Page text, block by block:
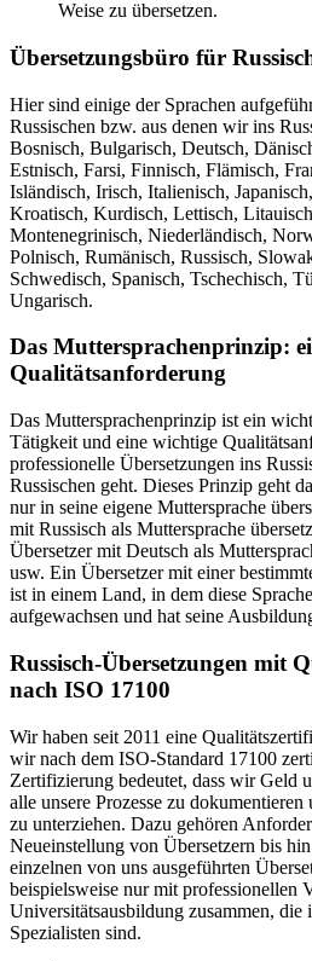
Weise zu übersetzen.
Übersetzungsbüro für
Hier sind einige der Sprachen
Russischen bzw. aus denen wir ins
Bosnisch, Bulgarisch, Deutsch,
Estnisch, Farsi, Finnisch, Flämisch,
Isländisch, Irisch, Italienisch,
Kroatisch, Kurdisch, Lettisch,
Montenegrinisch, Niederländisch,
Polnisch, Rumänisch, Russisch,
Schwedisch, Spanisch, Tschechisch,
Ungarisch.
Das Muttersprachenprinzip:
Qualitätsanforderung
Das Muttersprachenprinzip ist ein
Tätigkeit und eine wichtige
professionelle Übersetzungen ins
Russischen geht. Dieses Prinzip geht
nur in seine eigene Muttersprache
mit Russisch als Muttersprache
Übersetzer mit Deutsch als
usw. Ein Übersetzer mit einer
ist in einem Land, in dem diese
aufgewachsen und hat seine
Russisch-Übersetzungen mit
nach ISO 17100
Wir haben seit 2011 eine
wir nach dem ISO-Standard 17100
Zertifizierung bedeutet, dass wir Geld
alle unsere Prozesse zu
zu unterziehen. Dazu gehören
Neueinstellung von Übersetzern bis
einzelnen von uns ausgeführten
beispielsweise nur mit professionellen
Universitätsausbildung zusammen, die
Spezialisten sind.